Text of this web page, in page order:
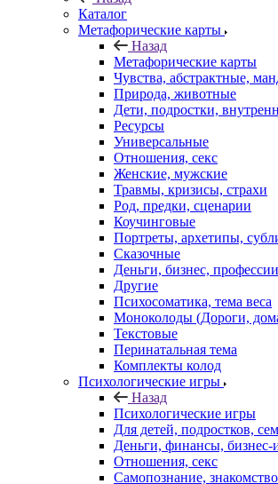
Каталог
Mетафорические карты
Назад
Mетафорические карты
Чувства, абстрактные,
Природа, животные
Дети, подростки,
Ресурсы
Универсальные
Отношения, секс
Женские, мужские
Травмы, кризисы, страхи
Род, предки, сценарии
Коучинговые
Портреты, архетипы,
Сказочные
Деньги, бизнес, профессии
Другие
Психосоматика, тема веса
Моноколоды (Дороги,
Текстовые
Перинатальная тема
Комплекты колод
Психологические игры
Назад
Психологические игры
Для детей, подростков,
Деньги, финансы, бизнес-
Отношения, секс
Самопознание,